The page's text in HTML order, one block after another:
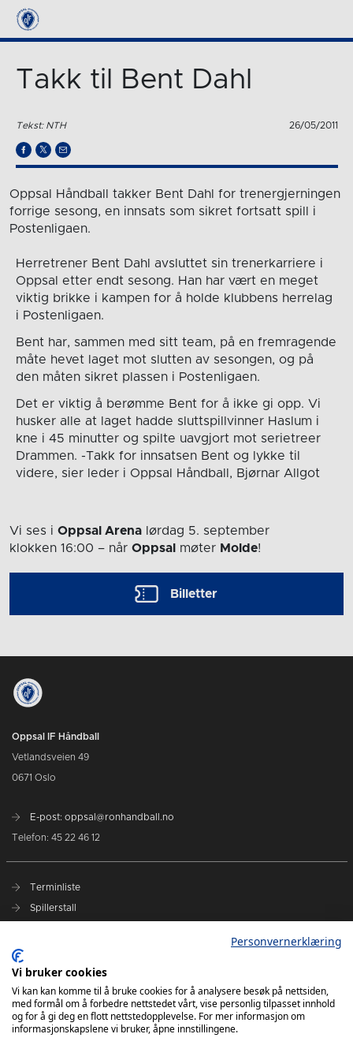
Takk til Bent Dahl
Tekst: NTH 26/05/2011
Oppsal Håndball takker Bent Dahl for trenergjerningen
forrige sesong, en innsats som sikret fortsatt spill i
Postenligaen.
Herretrener Bent Dahl avsluttet sin trenerkarriere i
Oppsal etter endt sesong. Han har vært en meget
viktig brikke i kampen for å holde klubbens herrelag
i Postenligaen.
Bent har, sammen med sitt team, på en fremragende
måte hevet laget mot slutten av sesongen, og på
den måten sikret plassen i Postenligaen.
Det er viktig å berømme Bent for å ikke gi opp. Vi
husker alle at laget hadde sluttspillvinner Haslum i
kne i 45 minutter og spilte uavgjort mot serietreer
Drammen. -Takk for innsatsen Bent og lykke til
videre, sier leder i Oppsal Håndball, Bjørnar Allgot
Vi ses i Oppsal Arena lørdag 5. september
klokken 16:00 – når Oppsal møter Molde!
Billetter
Oppsal IF Håndball
Vetlandsveien 49
0671 Oslo
E-post: oppsal@ronhandball.no
Telefon: 45 22 46 12
Terminliste
Spillerstall
Målklubben
Personvernerklæring
Vi bruker cookies
Vi kan kan komme til å bruke cookies for å analysere besøk på nettsiden,
med formål om å forbedre nettstedet vårt, vise personlig tilpasset innhold
og for å gi deg en flott nettstedopplevelse. For mer informasjon om
informasjonskapslene vi bruker, åpne innstillingene.